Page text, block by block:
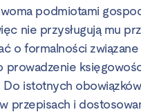
podmiotami
nie przysługują mu
o formalności
prowadzenie
istotnych
przepisach i